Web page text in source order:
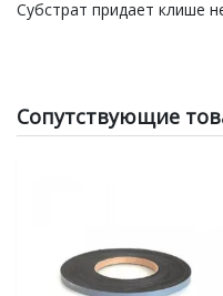
Субстрат придает клише
Сопутствующие